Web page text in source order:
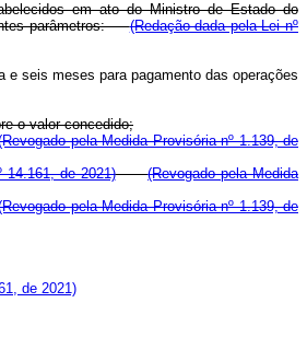
em ato do Ministro de Estado do
parâmetros:(Redação dada pela Lei nº
seis meses para pagamento das operações
o valor concedido;
pela Medida Provisória nº 1.139, de
14.161, de 2021)
(Revogado pela Medida
pela Medida Provisória nº 1.139, de
de 2021)